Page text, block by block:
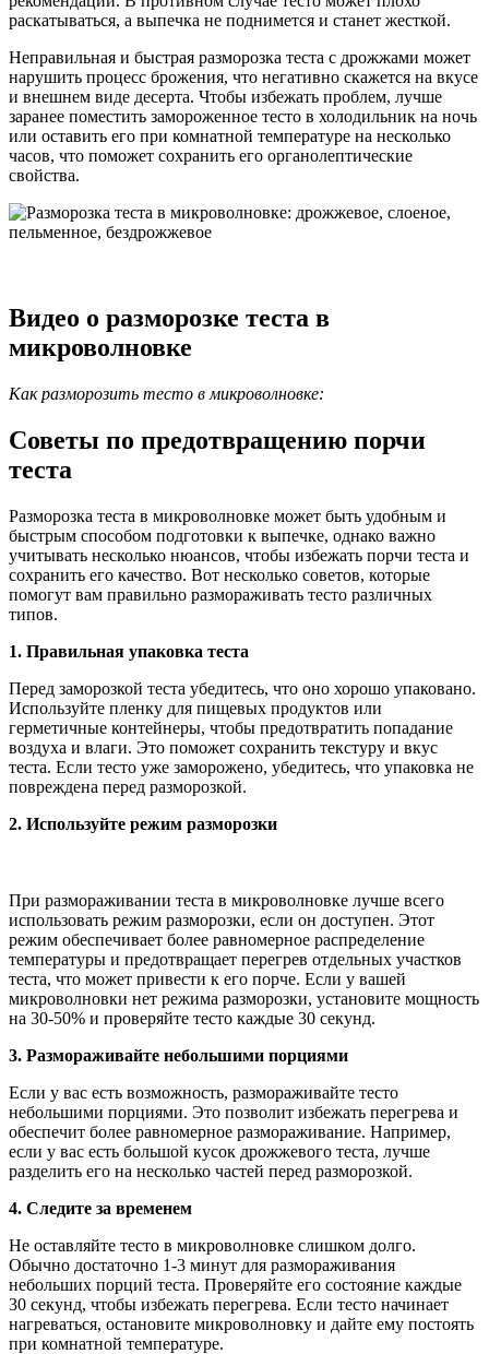
раскатываться, а выпечка не поднимется и станет жесткой.
Неправильная и быстрая разморозка теста с дрожжами может
нарушить процесс брожения, что негативно скажется на вкусе
и внешнем виде десерта. Чтобы избежать проблем, лучше
заранее поместить замороженное тесто в холодильник на ночь
или оставить его при комнатной температуре на несколько
часов, что поможет сохранить его органолептические
свойства.
Видео о разморозке теста в
микроволновке
Как разморозить тесто в микроволновке:
Советы по предотвращению порчи
теста
Разморозка теста в микроволновке может быть удобным и
быстрым способом подготовки к выпечке, однако важно
учитывать несколько нюансов, чтобы избежать порчи теста и
сохранить его качество. Вот несколько советов, которые
помогут вам правильно размораживать тесто различных
типов.
1. Правильная упаковка теста
Перед заморозкой теста убедитесь, что оно хорошо упаковано.
Используйте пленку для пищевых продуктов или
герметичные контейнеры, чтобы предотвратить попадание
воздуха и влаги. Это поможет сохранить текстуру и вкус
теста. Если тесто уже заморожено, убедитесь, что упаковка не
повреждена перед разморозкой.
2. Используйте режим разморозки
При размораживании теста в микроволновке лучше всего
использовать режим разморозки, если он доступен. Этот
режим обеспечивает более равномерное распределение
температуры и предотвращает перегрев отдельных участков
теста, что может привести к его порче. Если у вашей
микроволновки нет режима разморозки, установите мощность
на 30-50% и проверяйте тесто каждые 30 секунд.
3. Размораживайте небольшими порциями
Если у вас есть возможность, размораживайте тесто
небольшими порциями. Это позволит избежать перегрева и
обеспечит более равномерное размораживание. Например,
если у вас есть большой кусок дрожжевого теста, лучше
разделить его на несколько частей перед разморозкой.
4. Следите за временем
Не оставляйте тесто в микроволновке слишком долго.
Обычно достаточно 1-3 минут для размораживания
небольших порций теста. Проверяйте его состояние каждые
30 секунд, чтобы избежать перегрева. Если тесто начинает
нагреваться, остановите микроволновку и дайте ему постоять
при комнатной температуре.